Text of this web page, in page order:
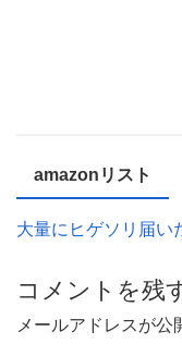
amazonリスト
大量にヒゲソリ届い
コメントを残
メールアドレスが公